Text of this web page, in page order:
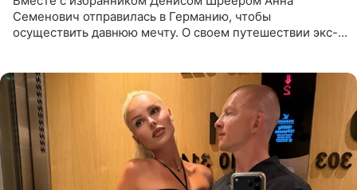
Семенович отправилась в Германию, чтобы
осуществить давнюю мечту. О своем путешествии экс-